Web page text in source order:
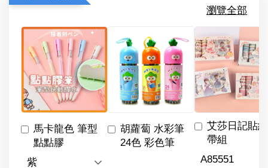
瀏覽全部
馬卡龍色 筆型
點點膠
胡蘿蔔 水彩筆
24色 彩色筆
艾莎日記貼
帶組